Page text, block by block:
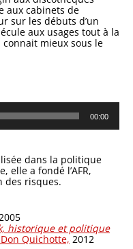
aux cabinets de
sur les débuts d’un
aux usages tout à la
connait mieux sous le
00:00
dans la politique
elle a fondé l’AFR,
des risques.
historique et politique
Quichotte,2012